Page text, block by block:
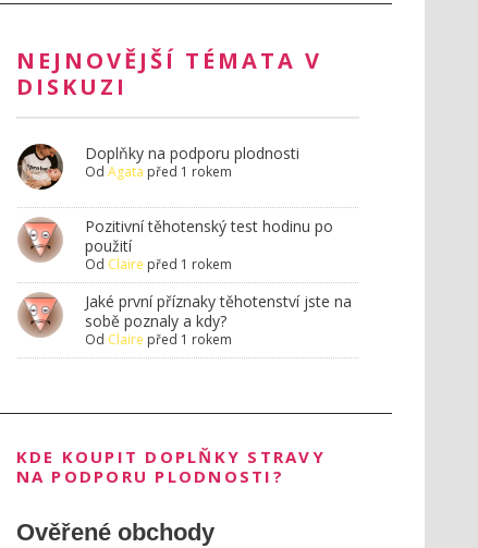
NEJNOVĚJŠÍ TÉMATA V
DISKUZI
Doplňky na podporu plodnosti
OdAgata před 1 rokem
Pozitivní těhotenský test hodinu po
použití
Od Claire před 1 rokem
Jaké první příznaky těhotenství jste na
sobě poznaly a kdy?
Od Claire před 1 rokem
KDE KOUPIT DOPLŇKY STRAVY
NA PODPORU PLODNOSTI?
Ověřené obchody